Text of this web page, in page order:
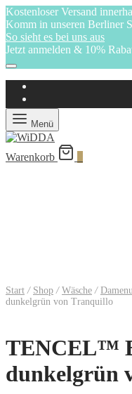
Kostenloser Versand
Komm in unseren Berliner
So sieht es bei uns aus
Jetzt anmelden & 10%
Menü
Warenkorb
Start / Shop / Wäsche /
dunkelgrün von Tranquillo
TENCEL™
dunkelgrün